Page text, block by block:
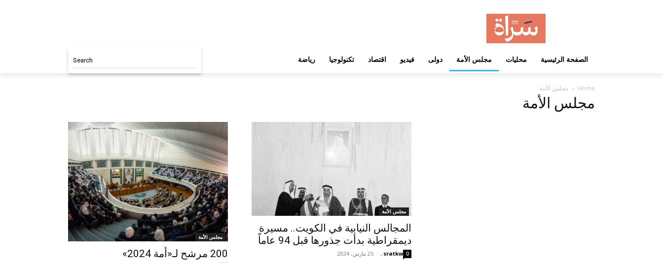
الصفحة الرئيسية محليات مجلس الأمة دولى فيديو اقتصاد تكنولوجيا رياضة Search
Home مجلس الأمة
مجلس الأمة
مجلس الأمة
200 مرشح لـ«أمة 2024»
مجلس الأمة
المجالس النيابية في الكويت.. مسيرة
ديمقراطية بدأت جذورها قبل 94 عاماً
sratkw .
- 25 مارس، 2024 0